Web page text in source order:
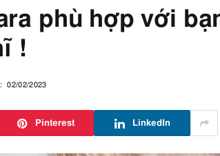
phù hợp với
!
02/02/2023
Pinterest LinkedIn